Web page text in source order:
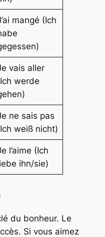
mangé (Ich
vais aller
werde
ne sais pas
weiß nicht)
l’aime (Ich
ihn/sie)
du bonheur. Le
Si vous aimez